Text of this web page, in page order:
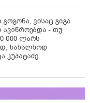
ვისაც გიგა
ავიწროებდა - თუ
000 ლარს
სახალხოდ
კუპატაძე